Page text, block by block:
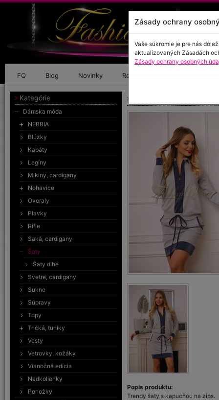
FQ Blog Novinky Referencie
Kategórie
Dámska móda
NEBBIA
Blúzky
Kabáty
Legíny
Mikiny, cardigany
Nohavice
Overaly
Plavky
Rifle
Saká, cardigany
Šaty
Šaty dlhé
Svetre, cardigany
Sukne
Súpravy
Topy
Tričká, tuniky
Vesty
Vetrovky, kožáky
Vianočná edícia
Nadkolienky
Ponožky
Popis produktu:
Trendy šaty s kapucňou na zips.
Zásady ochrany
Vaše súkromie je pre nás
aktualizovaných Zásadách
Zásady ochrany osobných